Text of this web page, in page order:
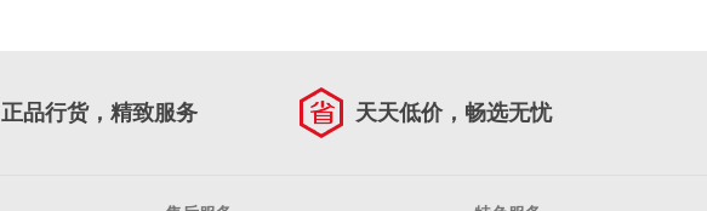
正品行货，精致服务 天天低价，畅选无忧